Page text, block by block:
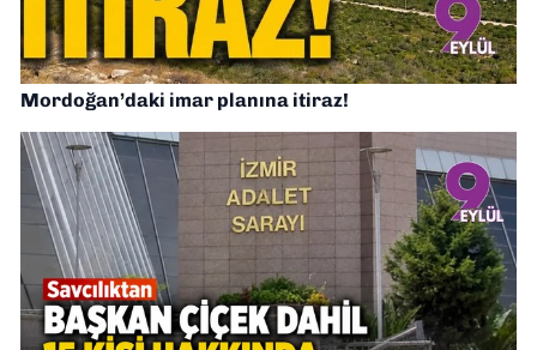
Mordoğan’daki imar planına itiraz!